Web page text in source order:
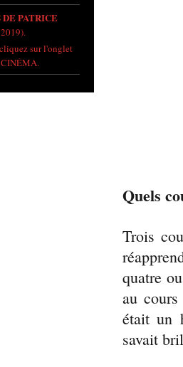
Quels
Trois
quatre
au
était un
savait
PATRICE
sur l'onglet